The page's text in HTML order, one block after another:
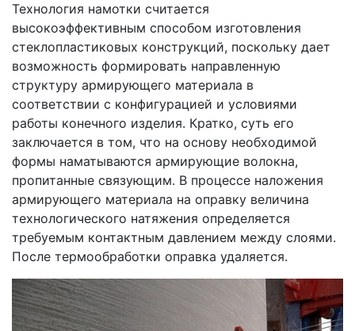
Технология намотки считается
высокоэффективным способом изготовления
стеклопластиковых конструкций, поскольку дает
возможность формировать направленную
структуру армирующего материала в
соответствии с конфигурацией и условиями
работы конечного изделия. Кратко, суть его
заключается в том, что на основу необходимой
формы наматываются армирующие волокна,
пропитанные связующим. В процессе наложения
армирующего материала на оправку величина
технологического натяжения определяется
требуемым контактным давлением между слоями.
После термообработки оправка удаляется.